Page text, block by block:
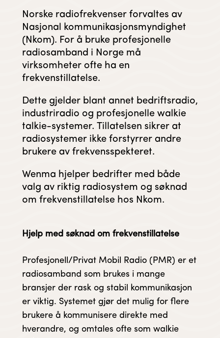
Norske radiofrekvenser forvaltes av
Nasjonal kommunikasjonsmyndighet
(Nkom). For å bruke profesjonelle
radiosamband i Norge må
virksomheter ofte ha en
frekvenstillatelse.
Dette gjelder blant annet bedriftsradio,
industriradio og profesjonelle walkie
talkie-systemer. Tillatelsen sikrer at
radiosystemer ikke forstyrrer andre
brukere av frekvensspekteret.
Wenma hjelper bedrifter med både
valg av riktig radiosystem og søknad
om frekvenstillatelse hos Nkom.
Hjelp med søknad om frekvenstillatelse
Profesjonell/Privat Mobil Radio (PMR) er et
radiosamband som brukes i mange
bransjer der rask og stabil kommunikasjon
er viktig. Systemet gjør det mulig for flere
brukere å kommunisere direkte med
hverandre, og omtales ofte som walkie